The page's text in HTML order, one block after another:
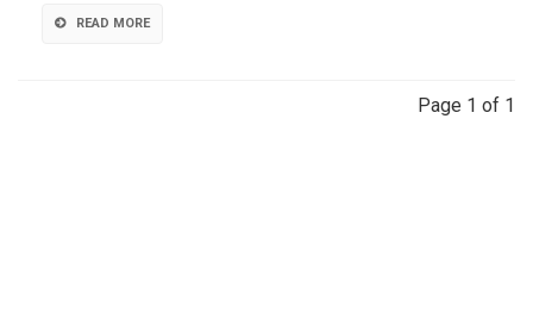
READ MORE
Page 1 of 1